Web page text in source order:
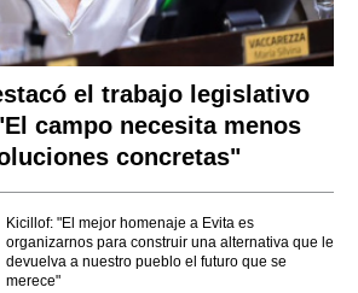
el trabajo legislativo
campo necesita menos
concretas"
Kicillof: "El mejor homenaje a Evita es
organizarnos para construir una alternativa que le
devuelva a nuestro pueblo el futuro que se
merece"